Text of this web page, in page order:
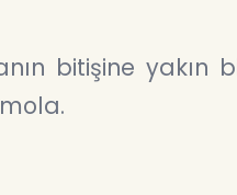
bitişine yakın